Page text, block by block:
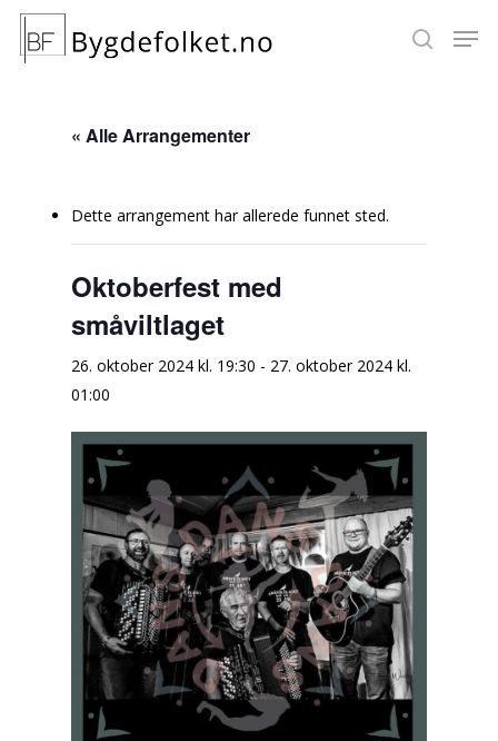
Hit enter to search or ESC to close
« Alle Arrangementer
Dette arrangement har allerede funnet sted.
Oktoberfest med
småviltlaget
26. oktober 2024 kl. 19:30 - 27. oktober 2024 kl.
01:00